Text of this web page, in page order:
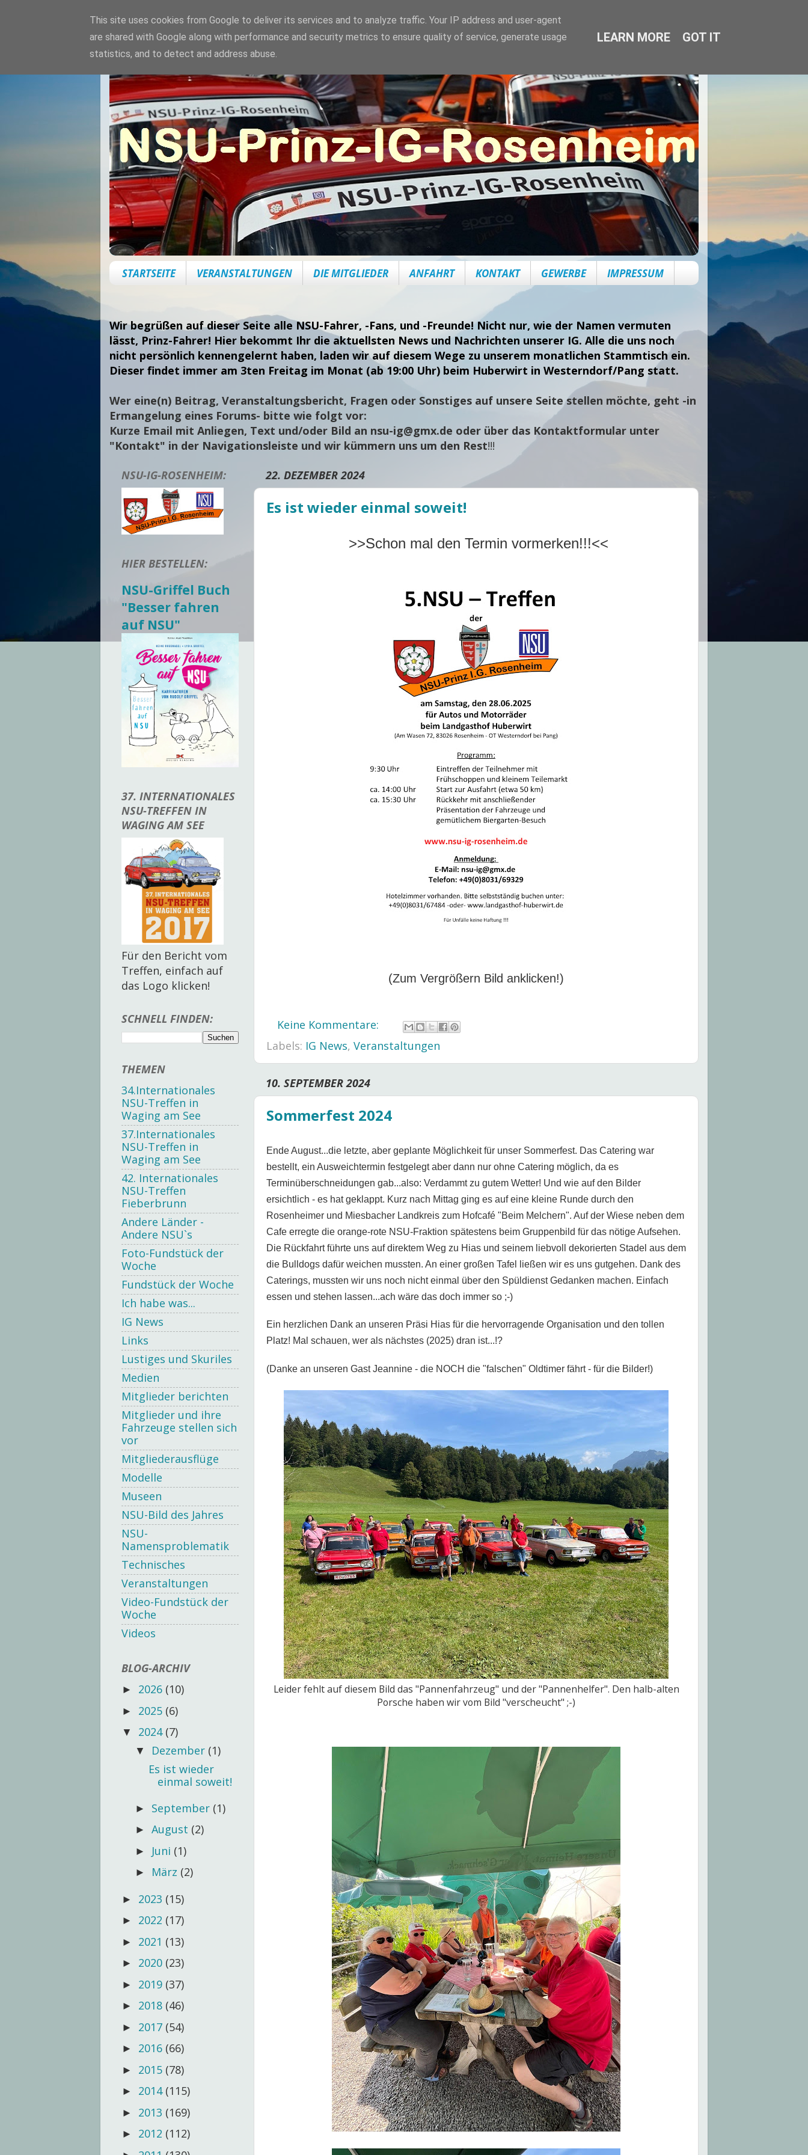
STARTSEITE VERANSTALTUNGEN DIE MITGLIEDER ANFAHRT KONTAKT GEWERBE IMPRESSUM
Wir begrüßen auf dieser Seite alle NSU-Fahrer, -Fans, und -Freunde! Nicht nur, wie der Namen vermuten
lässt, Prinz-Fahrer! Hier bekommt Ihr die aktuellsten News und Nachrichten unserer IG. Alle die uns noch
nicht persönlich kennengelernt haben, laden wir auf diesem Wege zu unserem monatlichen Stammtisch ein.
Dieser findet immer am 3ten Freitag im Monat (ab 19:00 Uhr) beim Huberwirt in Westerndorf/Pang statt.
Wer eine(n) Beitrag, Veranstaltungsbericht, Fragen oder Sonstiges auf unsere Seite stellen möchte, geht -in
Ermangelung eines Forums- bitte wie folgt vor:
Kurze Email mit Anliegen, Text und/oder Bild an nsu-ig@gmx.de oder über das Kontaktformular unter
"Kontakt" in der Navigationsleiste und wir kümmern uns um den Rest!!!
22. DEZEMBER 2024
Es ist wieder einmal soweit!
>>Schon mal den Termin vormerken!!!<<
(Zum Vergrößern Bild anklicken!)
Keine Kommentare:
Labels: IG News, Veranstaltungen
10. SEPTEMBER 2024
Sommerfest 2024
Ende August...die letzte, aber geplante Möglichkeit für unser Sommerfest. Das Catering war
bestellt, ein Ausweichtermin festgelegt aber dann nur ohne Catering möglich, da es
Terminüberschneidungen gab...also: Verdammt zu gutem Wetter! Und wie auf den Bilder
ersichtlich - es hat geklappt. Kurz nach Mittag ging es auf eine kleine Runde durch den
Rosenheimer und Miesbacher Landkreis zum Hofcafé "Beim Melchern". Auf der Wiese neben dem
Cafe erregte die orange-rote NSU-Fraktion spätestens beim Gruppenbild für das nötige Aufsehen.
Die Rückfahrt führte uns auf direktem Weg zu Hias und seinem liebvoll dekorierten Stadel aus dem
die Bulldogs dafür weichen mussten. An einer großen Tafel ließen wir es uns gutgehen. Dank des
Caterings, mussten wir uns noch nicht einmal über den Spüldienst Gedanken machen. Einfach
essen und stehen lassen...ach wäre das doch immer so ;-)
Ein herzlichen Dank an unseren Präsi Hias für die hervorragende Organisation und den tollen
Platz! Mal schauen, wer als nächstes (2025) dran ist...!?
(Danke an unseren Gast Jeannine - die NOCH die "falschen" Oldtimer fährt - für die Bilder!)
Leider fehlt auf diesem Bild das "Pannenfahrzeug" und der "Pannenhelfer". Den halb-alten
Porsche haben wir vom Bild "verscheucht" ;-)
NSU-IG-ROSENHEIM:
HIER BESTELLEN:
NSU-Griffel Buch
"Besser fahren
auf NSU"
37. INTERNATIONALES
NSU-TREFFEN IN
WAGING AM SEE
Für den Bericht vom
Treffen, einfach auf
das Logo klicken!
SCHNELL FINDEN:
THEMEN
34.Internationales
NSU-Treffen in
Waging am See
37.Internationales
NSU-Treffen in
Waging am See
42. Internationales
NSU-Treffen
Fieberbrunn
Andere Länder -
Andere NSU`s
Foto-Fundstück der
Woche
Fundstück der Woche
Ich habe was...
IG News
Links
Lustiges und Skuriles
Medien
Mitglieder berichten
Mitglieder und ihre
Fahrzeuge stellen sich
vor
Mitgliederausflüge
Modelle
Museen
NSU-Bild des Jahres
NSU-
Namensproblematik
Technisches
Veranstaltungen
Video-Fundstück der
Woche
Videos
BLOG-ARCHIV
► 2026 (10)
► 2025 (6)
▼ 2024 (7)
▼ Dezember (1)
Es ist wieder
einmal soweit!
► September (1)
► August (2)
► Juni (1)
► März (2)
► 2023 (15)
► 2022 (17)
► 2021 (13)
► 2020 (23)
► 2019 (37)
► 2018 (46)
► 2017 (54)
► 2016 (66)
► 2015 (78)
► 2014 (115)
► 2013 (169)
► 2012 (112)
This site uses cookies from Google to deliver its services and to analyze traffic. Your IP address and user-agent
are shared with Google along with performance and security metrics to ensure quality of service, generate usage
statistics, and to detect and address abuse.
LEARN MORE GOT IT